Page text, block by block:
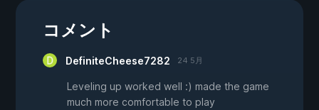
コメント
DefiniteCheese7282 24 5月
Leveling up worked well :) made the game
much more comfortable to play